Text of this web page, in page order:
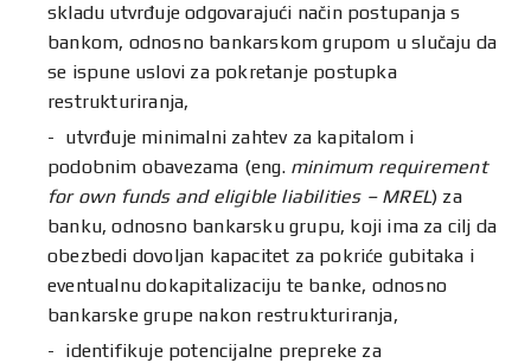
skladu utvrđuje odgovarajući način postupanja s
bankom, odnosno bankarskom grupom u slučaju da
se ispune uslovi za pokretanje postupka
restrukturiranja,
utvrđuje minimalni zahtev za kapitalom i
podobnim obavezama (eng. minimum requirement
for own funds and eligible liabilities – MREL) za
banku, odnosno bankarsku grupu, koji ima za cilj da
obezbedi dovoljan kapacitet za pokriće gubitaka i
eventualnu dokapitalizaciju te banke, odnosno
bankarske grupe nakon restrukturiranja,
identifikuje potencijalne prepreke za